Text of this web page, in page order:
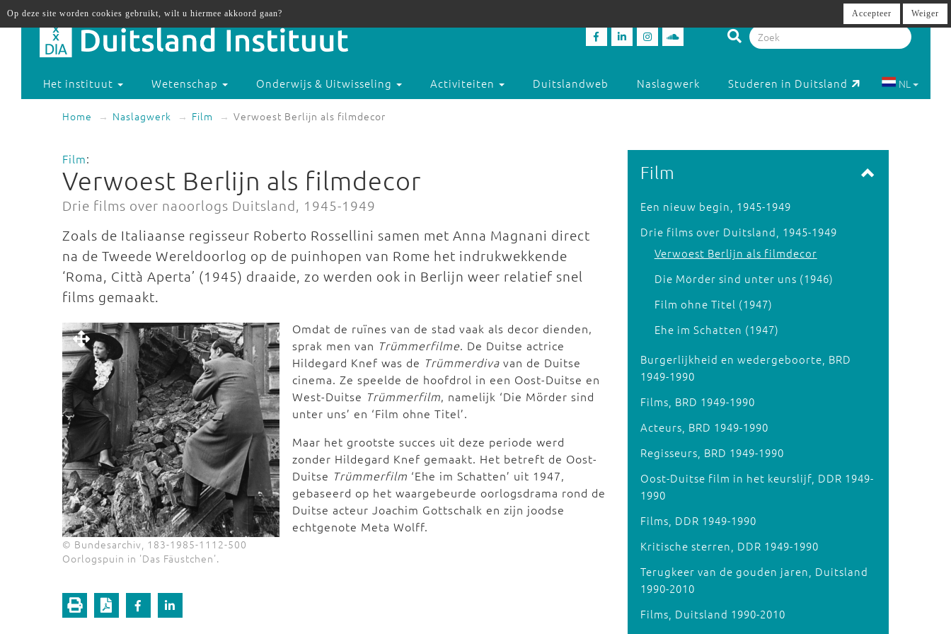
Het instituut Wetenschap Onderwijs & Uitwisseling Activiteiten Duitslandweb Naslagwerk Studeren in Duitsland NL
Home Naslagwerk Film Verwoest Berlijn als filmdecor
Film:
Verwoest Berlijn als filmdecor
Drie films over naoorlogs Duitsland, 1945-1949
Zoals de Italiaanse regisseur Roberto Rossellini samen met Anna Magnani direct
na de Tweede Wereldoorlog op de puinhopen van Rome het indrukwekkende
‘Roma, Città Aperta’ (1945) draaide, zo werden ook in Berlijn weer relatief snel
films gemaakt.
© Bundesarchiv, 183-1985-1112-500
Oorlogspuin in 'Das Fäustchen'.
Omdat de ruïnes van de stad vaak als decor dienden,
sprak men van Trümmerfilme. De Duitse actrice
Hildegard Knef was de Trümmerdiva van de Duitse
cinema. Ze speelde de hoofdrol in een Oost-Duitse en
West-Duitse Trümmerfilm, namelijk ‘Die Mörder sind
unter uns’ en ‘Film ohne Titel’.
Maar het grootste succes uit deze periode werd
zonder Hildegard Knef gemaakt. Het betreft de Oost-
Duitse Trümmerfilm ‘Ehe im Schatten’ uit 1947,
gebaseerd op het waargebeurde oorlogsdrama rond de
Duitse acteur Joachim Gottschalk en zijn joodse
echtgenote Meta Wolff.
Film
Een nieuw begin, 1945-1949
Drie films over Duitsland, 1945-1949
Verwoest Berlijn als filmdecor
Die Mörder sind unter uns (1946)
Film ohne Titel (1947)
Ehe im Schatten (1947)
Burgerlijkheid en wedergeboorte, BRD
1949-1990
Films, BRD 1949-1990
Acteurs, BRD 1949-1990
Regisseurs, BRD 1949-1990
Oost-Duitse film in het keurslijf, DDR 1949-
1990
Films, DDR 1949-1990
Kritische sterren, DDR 1949-1990
Terugkeer van de gouden jaren, Duitsland
1990-2010
Films, Duitsland 1990-2010
Op deze site worden cookies gebruikt, wilt u hiermee akkoord gaan? Accepteer Weiger